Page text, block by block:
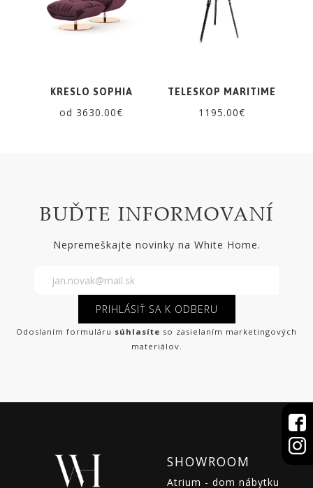
KRESLO SOPHIA
od 3630.00€
TELESKOP MARITIME
1195.00€
BUĎTE INFORMOVANÍ
Nepremeškajte novinky na White Home.
PRIHLÁSIŤ SA K ODBERU
Odoslaním formuláru súhlasíte so zasielaním marketingových
materiálov.
SHOWROOM
Atrium - dom nábytku